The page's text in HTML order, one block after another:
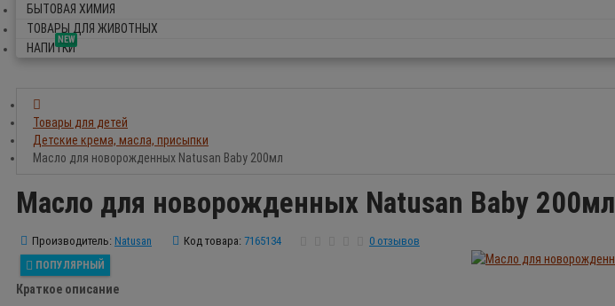
БЫТОВАЯ ХИМИЯ
ТОВАРЫ ДЛЯ ЖИВОТНЫХ
NEW
НАПИТКИ
Товары для детей
Детские крема, масла, присыпки
Масло для новорожденных Natusan Baby 200мл
Масло для новорожденных Natusan Baby 200мл
Производитель: Natusan Код товара: 7165134 0 отзывов
ПОПУЛЯРНЫЙ
Краткое описание